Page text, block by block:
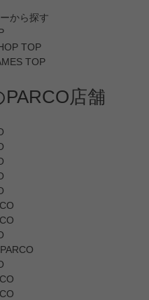
から探す
TOP
TOP
PARCO店舗